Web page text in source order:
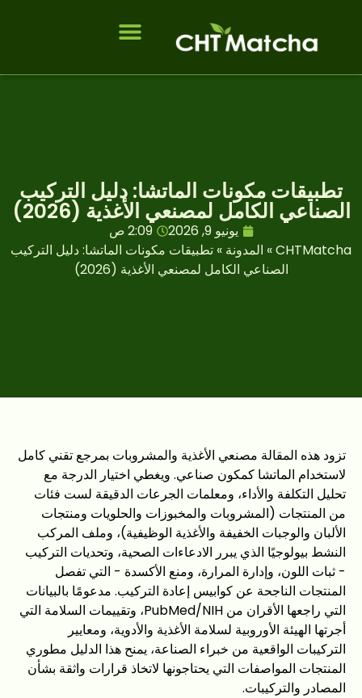
تطبيقات مكونات الماتشا: دليل التركيب
الصناعي الكامل لمصنعي الأغذية (2026)
يونيو 9, 2026
2:09 ص
CHTMatcha
» المدونة » تطبيقات مكونات الماتشا: دليل التركيب
الصناعي الكامل لمصنعي الأغذية (2026)
تزود هذه المقالة مصنعي الأغذية والمشروبات بمرجع تقني كامل
لاستخدام الماتشا كمكون صناعي. ويغطي اختيار الدرجة مع
تحليل التكلفة والأداء، ومعلمات الجرعات الدقيقة لست فئات
من المنتجات (المشروبات والمخبوزات والحلويات ومنتجات
الألبان والوجبات الخفيفة والأغذية الوظيفية)، وملف المركب
النشط بيولوجيًا الذي يبرر الادعاءات الصحية، وتحديات التركيب
- ثبات اللون، وإدارة المرارة، ومنع الأكسدة - التي تفصل
المنتجات الناجحة عن كوابيس إعادة التركيب. مدعومًا بالبيانات
التي راجعها الأقران من PubMed/NIH، وتقييمات السلامة التي
أجرتها الهيئة الأوروبية لسلامة الأغذية والأدوية، ومعايير
التركيبات الواقعية من خبراء الصناعة، يمنح هذا الدليل مطوري
المنتجات المواصفات التي يحتاجونها لاتخاذ قرارات واثقة بشأن
المصادر والتركيبات.